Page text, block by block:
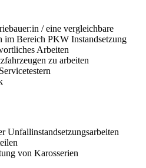
/ eine vergleichbare
im Bereich PKW Instandsetzung
Arbeiten
zu arbeiten
Unfallinstandsetzungsarbeiten
von Karosserien